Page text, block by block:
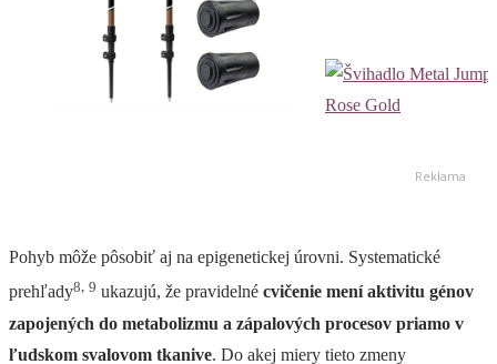
Pohyb môže pôsobiť aj na epigenetickej úrovni. Systematické
prehľady8, 9 ukazujú, že pravidelné cvičenie mení aktivitu génov
zapojených do metabolizmu a zápalových procesov priamo v
ľudskom svalovom tkanive. Do akej miery tieto zmeny